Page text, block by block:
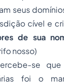
seus
cível e
de sua
nosso)
se
foi o